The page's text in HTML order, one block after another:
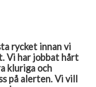
rycket innan vi
Vi har jobbat hårt
kluriga och
på alerten. Vi vill